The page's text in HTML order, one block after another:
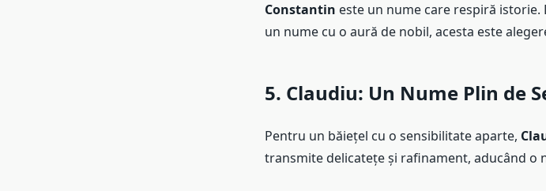
Constantin este un nume care respiră
un nume cu o aură de nobil, acesta este
5. Claudiu: Un Nume Plin de
Pentru un băiețel cu o sensibilitate aparte,
transmite delicatețe și rafinament, aducând o